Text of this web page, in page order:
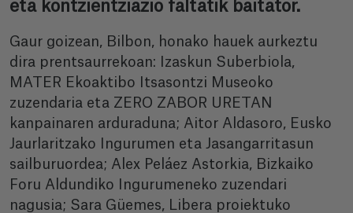
eta kontzientziazio faltatik baitator.
Gaur goizean, Bilbon, honako hauek aurkeztu
dira prentsaurrekoan: Izaskun Suberbiola,
MATER Ekoaktibo Itsasontzi Museoko
zuzendaria eta ZERO ZABOR URETAN
kanpainaren arduraduna; Aitor Aldasoro, Eusko
Jaurlaritzako Ingurumen eta Jasangarritasun
sailburuordea; Alex Peláez Astorkia, Bizkaiko
Foru Aldundiko Ingurumeneko zuzendari
nagusia; Sara Güemes, Libera proiektuko